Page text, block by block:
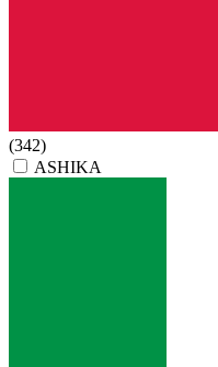
(342)
ASHIKA